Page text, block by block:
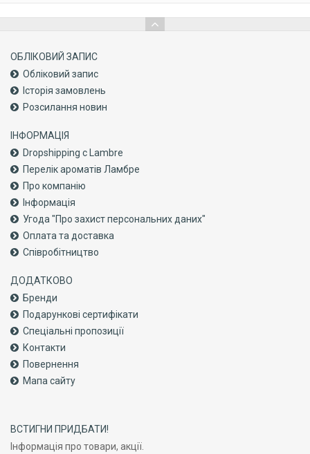
ОБЛІКОВИЙ ЗАПИС
Обліковий запис
Історія замовлень
Розсилання новин
ІНФОРМАЦІЯ
Dropshipping с Lambre
Перелік ароматів Ламбре
Про компанiю
Інформація
Угода "Про захист персональних даних"
Оплата та доставка
Співробітництво
ДОДАТКОВО
Бренди
Подарункові сертифікати
Спеціальні пропозиції
Контакти
Повернення
Мапа сайту
ВСТИГНИ ПРИДБАТИ!
Інформація про товари, акції.